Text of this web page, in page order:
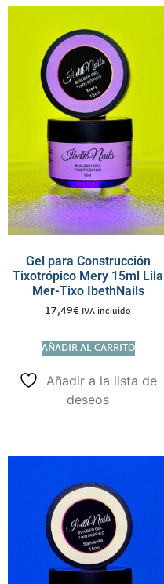
Gel para Construcción
Tixotrópico Mery 15ml Lila
Mer-Tixo IbethNails
17,49€ IVA incluido
AÑADIR AL CARRITO
Añadir a la lista de
deseos